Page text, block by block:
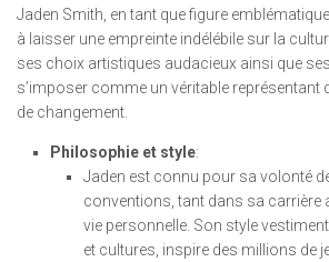
Jaden Smith, en tant que figure
à laisser une empreinte indélébile sur la
ses choix artistiques audacieux ainsi que
s’imposer comme un véritable représentant
de changement.
Philosophie et style:
Jaden est connu pour sa volonté
conventions, tant dans sa carrière
vie personnelle. Son style
et cultures, inspire des millions de